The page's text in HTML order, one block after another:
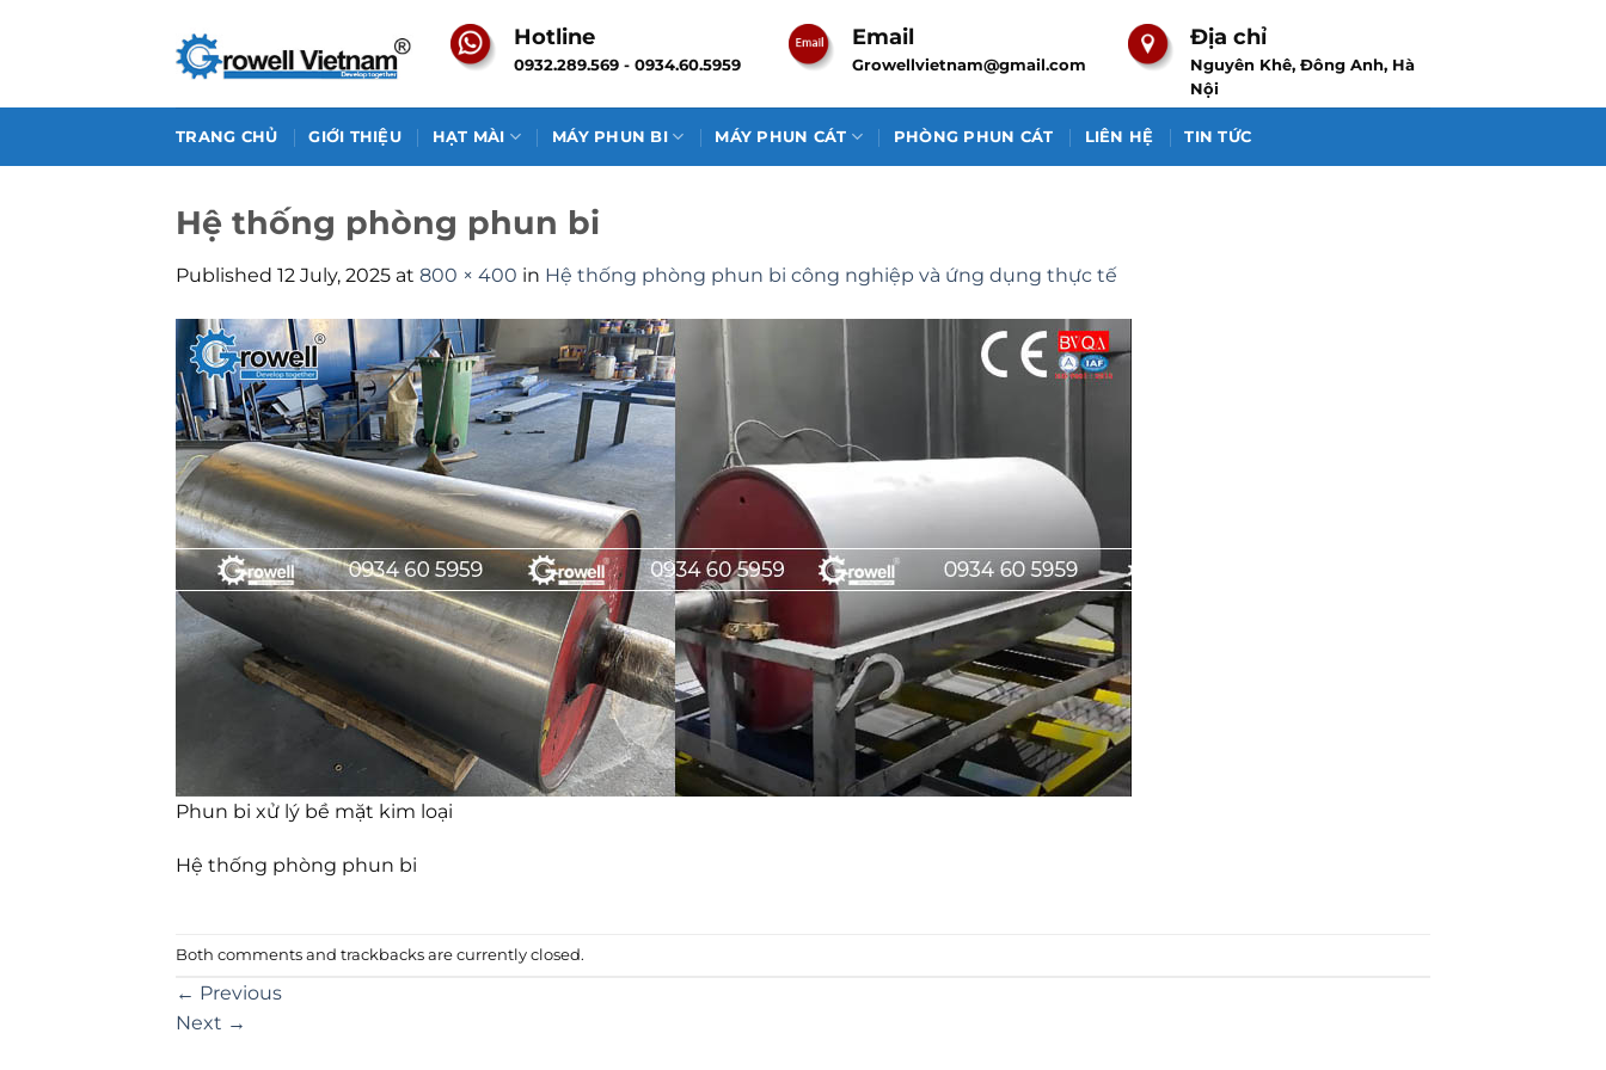
Hotline
0932.289.569 - 0934.60.5959
Email
Growellvietnam@gmail.com
Địa chỉ
Nguyên Khê, Đông Anh, Hà
Nội
TRANG CHỦ GIỚI THIỆU HẠT MÀI MÁY PHUN BI MÁY PHUN CÁT PHÒNG PHUN CÁT LIÊN HỆ TIN TỨC
Hệ thống phòng phun bi
Published 12 July, 2025 at 800 × 400 in Hệ thống phòng phun bi công nghiệp và ứng dụng thực tế
Phun bi xử lý bề mặt kim loại
Hệ thống phòng phun bi
Both comments and trackbacks are currently closed.
← Previous
Next →